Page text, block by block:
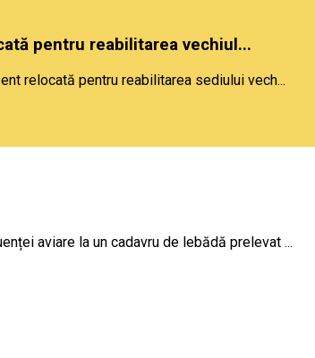
pentru reabilitarea vechiul...
relocată pentru reabilitarea sediului vech...
aviare la un cadavru de lebădă prelevat ...